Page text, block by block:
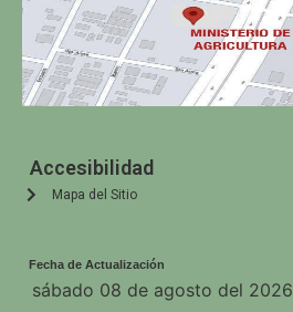
Accesibilidad
Mapa del Sitio
Fecha de Actualización
sábado 08 de agosto del 2026